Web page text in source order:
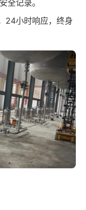
全记录。
24小时响应，终身